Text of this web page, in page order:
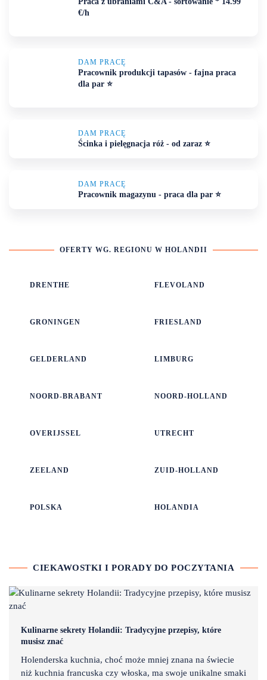
€/h
DAM PRACĘ
Pracownik produkcji tapasów - fajna praca
dla par ⭐️
DAM PRACĘ
Ścinka i pielęgnacja róż - od zaraz ⭐️
DAM PRACĘ
Pracownik magazynu - praca dla par ⭐️
OFERTY WG. REGIONU W HOLANDII
DRENTHE FLEVOLAND
GRONINGEN FRIESLAND
GELDERLAND LIMBURG
NOORD-BRABANT NOORD-HOLLAND
OVERIJSSEL UTRECHT
ZEELAND ZUID-HOLLAND
POLSKA HOLANDIA
CIEKAWOSTKI I PORADY DO POCZYTANIA
Kulinarne sekrety Holandii: Tradycyjne przepisy, które
musisz znać
Holenderska kuchnia, choć może mniej znana na świecie
niż kuchnia francuska czy włoska, ma swoje unikalne smaki